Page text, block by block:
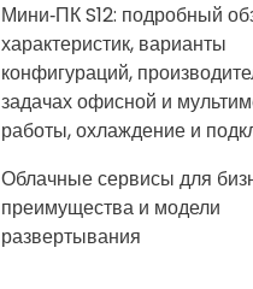
Мини‑ПК S12: подробный
характеристик, варианты
конфигураций,
задачах офисной и
работы, охлаждение и
Облачные сервисы для
преимущества и модели
развертывания